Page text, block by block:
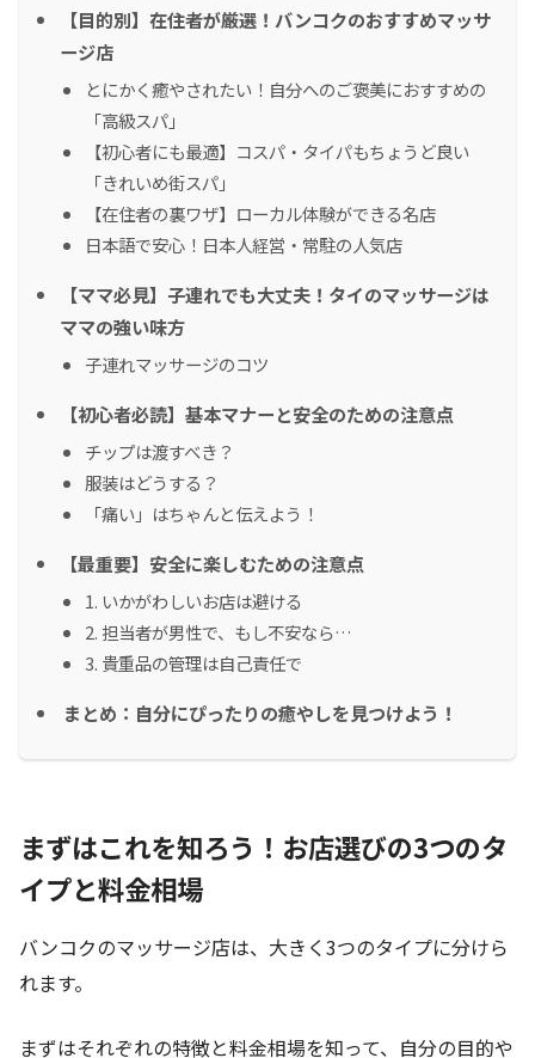
【目的別】在住者が厳選！バンコクのおすすめマッサ
ージ店
とにかく癒やされたい！自分へのご褒美におすすめの
「高級スパ」
【初心者にも最適】コスパ・タイパもちょうど良い
「きれいめ街スパ」
【在住者の裏ワザ】ローカル体験ができる名店
日本語で安心！日本人経営・常駐の人気店
【ママ必見】子連れでも大丈夫！タイのマッサージは
ママの強い味方
子連れマッサージのコツ
【初心者必読】基本マナーと安全のための注意点
チップは渡すべき？
服装はどうする？
「痛い」はちゃんと伝えよう！
【最重要】安全に楽しむための注意点
1. いかがわしいお店は避ける
2. 担当者が男性で、もし不安なら…
3. 貴重品の管理は自己責任で
まとめ：自分にぴったりの癒やしを見つけよう！
まずはこれを知ろう！お店選びの3つのタ
イプと料金相場
バンコクのマッサージ店は、大きく3つのタイプに分けら
れます。
まずはそれぞれの特徴と料金相場を知って、自分の目的や